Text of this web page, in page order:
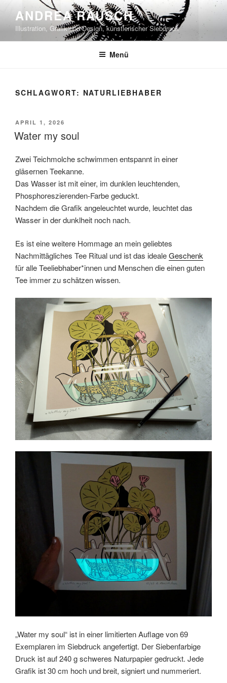
Inhalt
springen
ANDREA RAUSCH
Illustration, Grafik und Design, künstlerischer Siebdruck
Menü
SCHLAGWORT: NATURLIEBHABER
VERÖFFENTLICHT
AM
APRIL 1, 2026
Water my soul
Zwei Teichmolche schwimmen entspannt in einer
gläsernen Teekanne.
Das Wasser ist mit einer, im dunklen leuchtenden,
Phosphoreszierenden-Farbe geduckt.
Nachdem die Grafik angeleuchtet wurde, leuchtet das
Wasser in der dunklheit noch nach.
Es ist eine weitere Hommage an mein geliebtes
Nachmittägliches Tee Ritual und ist das idealeGeschenk
für alle Teeliebhaber*innen und Menschen die einen guten
Tee immer zu schätzen wissen.
„Water my soul“ ist in einer limitierten Auflage von 69
Exemplaren im Siebdruck angefertigt. Der Siebenfarbige
Druck ist auf 240 g schweres Naturpapier gedruckt. Jede
Grafik ist 30 cm hoch und breit, signiert und nummeriert.